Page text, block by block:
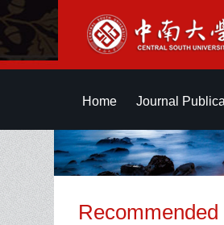
Home Journal